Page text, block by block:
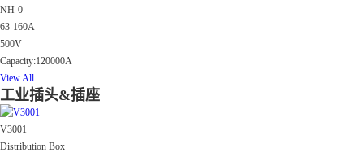
NH-0
63-160A
500V
Capacity:120000A
View All
工业插头&插座
V3001
Distribution Box